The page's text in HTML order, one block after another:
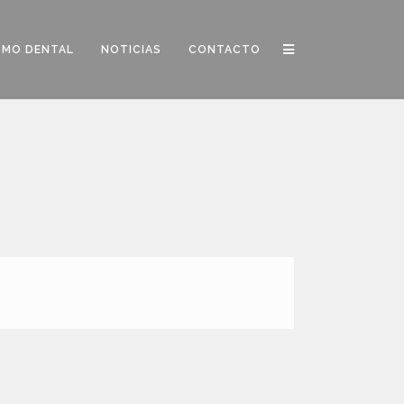
DENTAL NOTICIAS CONTACTO